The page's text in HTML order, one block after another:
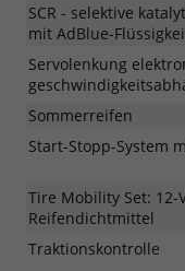
SCR - selektive
mit AdBlue-
Servolenkung
Sommerreifen
Start-Stopp-System
Tire Mobility Set:
Reifendichtmittel
Traktionskontrolle